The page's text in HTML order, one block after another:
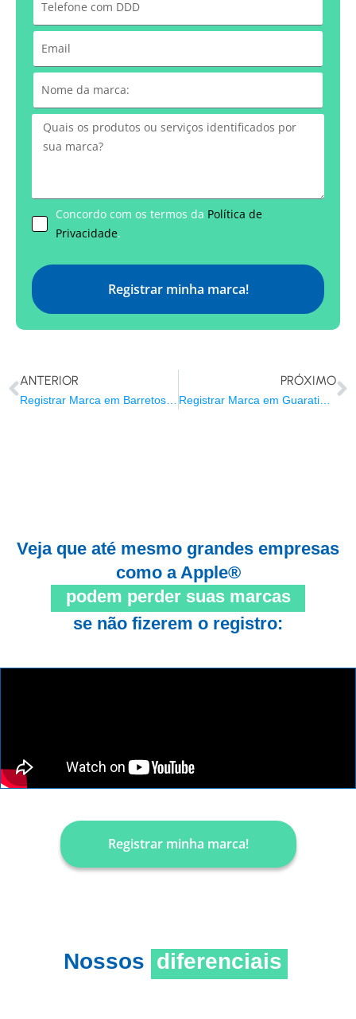
Concordo com os termos da Política de
Privacidade.
Registrar minha marca!
ANTERIOR PRÓXIMO
Registrar Marca em Guaratinguetá/SP
Veja que até mesmo grandes empresas
como a Apple®
podem perder suas marcas
se não fizerem o registro:
Registrar minha marca!
Nossos diferenciais